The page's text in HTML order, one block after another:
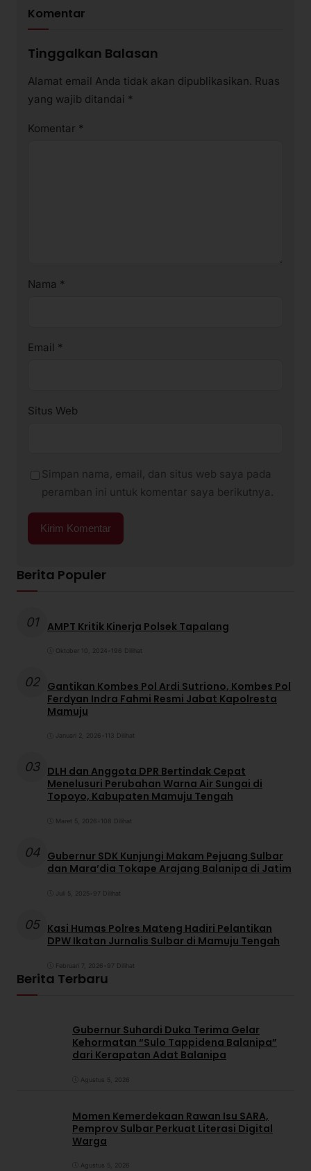
Komentar
Tinggalkan Balasan
Alamat email Anda tidak akan dipublikasikan. Ruas
yang wajib ditandai *
Komentar *
Nama *
Email *
Situs Web
Simpan nama, email, dan situs web saya pada
peramban ini untuk komentar saya berikutnya.
Berita Populer
01 AMPT Kritik Kinerja Polsek Tapalang
Oktober 10, 2024 196 Dilihat
02 Gantikan Kombes Pol Ardi Sutriono, Kombes Pol
Ferdyan Indra Fahmi Resmi Jabat Kapolresta
Mamuju
Januari 2, 2026 113 Dilihat
03 DLH dan Anggota DPR Bertindak Cepat
Menelusuri Perubahan Warna Air Sungai di
Topoyo, Kabupaten Mamuju Tengah
Maret 5, 2026 108 Dilihat
04 Gubernur SDK Kunjungi Makam Pejuang Sulbar
dan Mara’dia Tokape Arajang Balanipa di Jatim
Juli 5, 2025 97 Dilihat
05 Kasi Humas Polres Mateng Hadiri Pelantikan
DPW Ikatan Jurnalis Sulbar di Mamuju Tengah
Februari 7, 2026 97 Dilihat
Berita Terbaru
Gubernur Suhardi Duka Terima Gelar
Kehormatan “Sulo Tappidena Balanipa”
dari Kerapatan Adat Balanipa
Agustus 5, 2026
Momen Kemerdekaan Rawan Isu SARA,
Pemprov Sulbar Perkuat Literasi Digital
Warga
Agustus 5, 2026